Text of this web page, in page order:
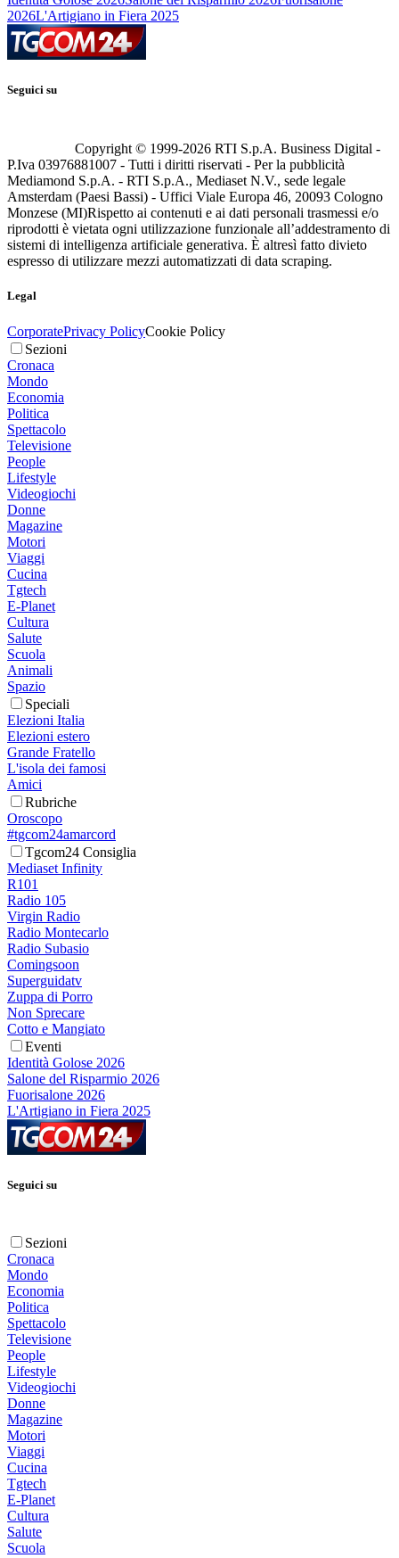
2026L'Artigiano in Fiera 2025
Seguici su
Copyright © 1999-2026 RTI S.p.A. Business Digital -
P.Iva 03976881007 - Tutti i diritti riservati - Per la pubblicità
Mediamond S.p.A. - RTI S.p.A., Mediaset N.V., sede legale
Amsterdam (Paesi Bassi) - Uffici Viale Europa 46, 20093 Cologno
Monzese (MI)Rispetto ai contenuti e ai dati personali trasmessi e/o
riprodotti è vietata ogni utilizzazione funzionale all’addestramento di
sistemi di intelligenza artificiale generativa. È altresì fatto divieto
espresso di utilizzare mezzi automatizzati di data scraping.
Legal
CorporatePrivacy PolicyCookie Policy
Sezioni
Cronaca
Mondo
Economia
Politica
Spettacolo
Televisione
People
Lifestyle
Videogiochi
Donne
Magazine
Motori
Viaggi
Cucina
Tgtech
E-Planet
Cultura
Salute
Scuola
Animali
Spazio
Speciali
Elezioni Italia
Elezioni estero
Grande Fratello
L'isola dei famosi
Amici
Rubriche
Oroscopo
#tgcom24amarcord
Tgcom24 Consiglia
Mediaset Infinity
R101
Radio 105
Virgin Radio
Radio Montecarlo
Radio Subasio
Comingsoon
Superguidatv
Zuppa di Porro
Non Sprecare
Cotto e Mangiato
Eventi
Identità Golose 2026
Salone del Risparmio 2026
Fuorisalone 2026
L'Artigiano in Fiera 2025
Seguici su
Sezioni
Cronaca
Mondo
Economia
Politica
Spettacolo
Televisione
People
Lifestyle
Videogiochi
Donne
Magazine
Motori
Viaggi
Cucina
Tgtech
E-Planet
Cultura
Salute
Scuola